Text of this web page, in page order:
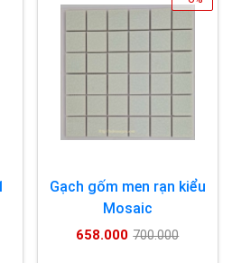
Gạch gốm men rạn kiểu
Mosaic
658.000 700.000